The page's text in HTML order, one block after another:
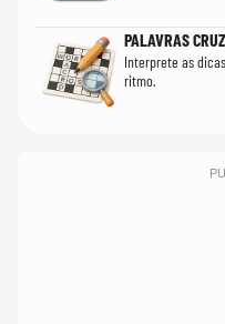
PALAVRAS
Interprete as
ritmo.